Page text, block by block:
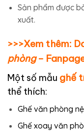
Sản phẩm được
xuất.
>>>Xem thêm:
phòng–
Một số mẫu ghế
thể thích:
Ghế văn phòng
Ghế xoay văn